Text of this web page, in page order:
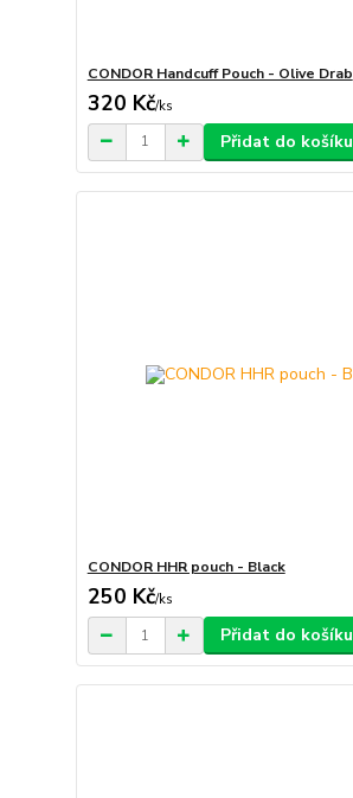
CONDOR Handcuff Pouch - Olive Drab
320 Kč/ks
Přidat do košíku
CONDOR HHR pouch - Black
250 Kč/ks
Přidat do košíku